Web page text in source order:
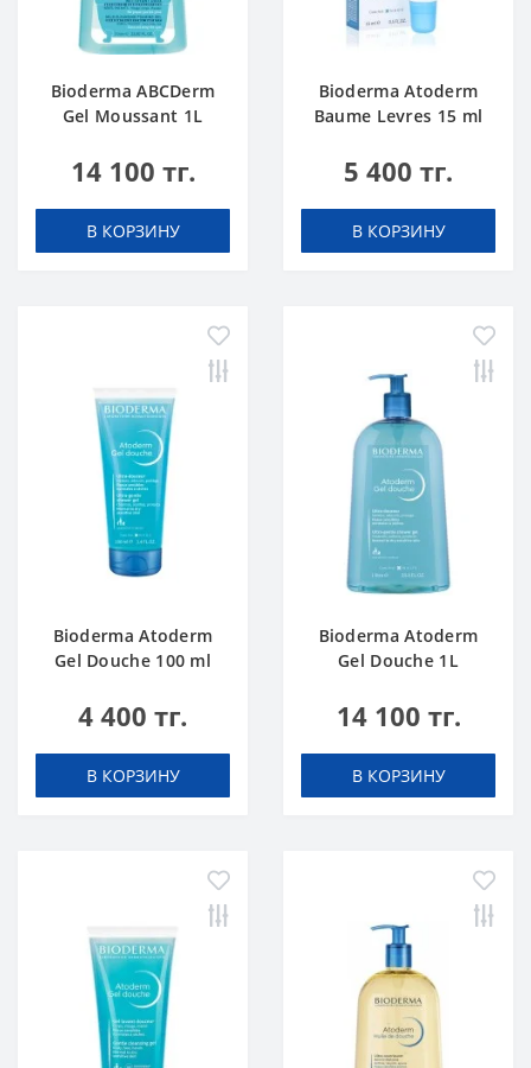
Bioderma ABCDerm
Gel Moussant 1L
14 100 тг.
В КОРЗИНУ
Bioderma Atoderm
Baume Levres 15 ml
5 400 тг.
В КОРЗИНУ
Bioderma Atoderm
Gel Douche 100 ml
4 400 тг.
В КОРЗИНУ
Bioderma Atoderm
Gel Douche 1L
14 100 тг.
В КОРЗИНУ